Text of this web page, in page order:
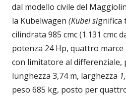
dal modello civile del
la Kübelwagen (Kübel significa
cilindrata 985 cmc (1.131 cmc
potenza 24 Hp, quattro
con limitatore al differenziale,
lunghezza 3,74 m, larghezza
peso 685 kg, posto per